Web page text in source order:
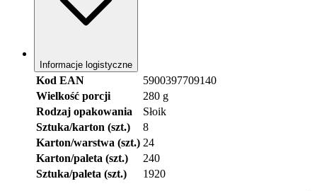
Informacje logistyczne
Kod EAN
5900397709140
Wielkość porcji
280 g
Rodzaj opakowania
Słoik
Sztuka/karton (szt.)
8
Karton/warstwa (szt.) 24
Karton/paleta (szt.)
240
Sztuka/paleta (szt.)
1920